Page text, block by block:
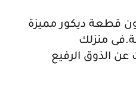
قطعة ديكور مميزة
منزلك
عن الذوق الرفيع